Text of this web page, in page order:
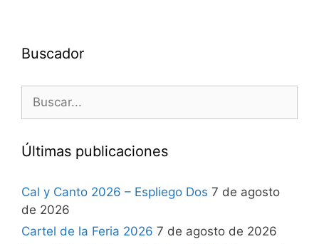
Buscador
Últimas publicaciones
Cal y Canto 2026 – Espliego Dos 7 de agosto
de 2026
Cartel de la Feria 2026 7 de agosto de 2026